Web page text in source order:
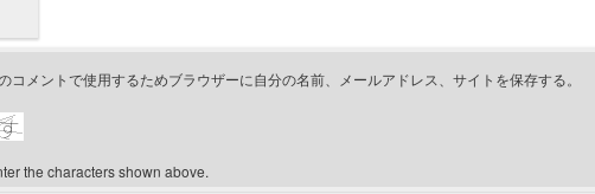
コメントで使用するためブラウザーに自分の名前、メールアドレス、サイトを保存する。
the characters shown above.